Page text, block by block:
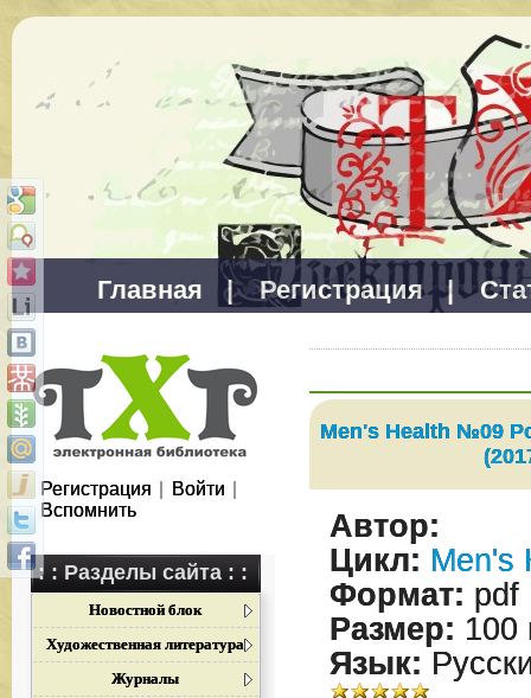
Главная | Регистрация |
Регистрация Войти
Вспомнить
: : Разделы сайта : :
Новостной блок
Художественная литература
Журналы
Men's Health №09
Автор:
Цикл: Men's
Формат: pdf
Размер: 100
Язык: